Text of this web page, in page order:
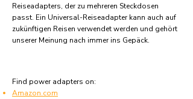
Reiseadapters, der zu mehreren Steckdosen
passt. Ein Universal-Reiseadapter kann auch auf
zukünftigen Reisen verwendet werden und gehört
unserer Meinung nach immer ins Gepäck.
Find power adapters on:
Amazon.com